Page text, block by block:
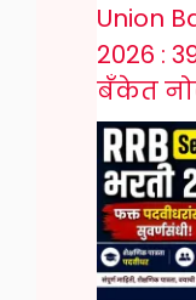
Union
2026 :
बँकेत